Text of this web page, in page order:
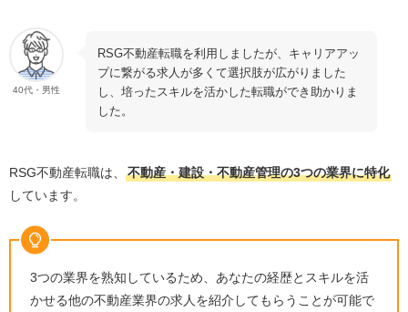
40代・男性
RSG不動産転職を利用しましたが、キャリアアッ
プに繋がる求人が多くて選択肢が広がりました
し、培ったスキルを活かした転職ができ助かりま
した。
RSG不動産転職は、 不動産・建設・不動産管理の3つの業界に特化
しています。
3つの業界を熟知しているため、あなたの経歴とスキルを活
かせる他の不動産業界の求人を紹介してもらうことが可能で